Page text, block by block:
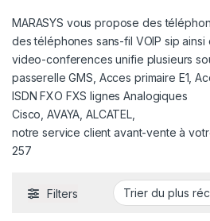
MARASYS vous propose des
des téléphones sans-fil VOIP sip ainsi
video-conferences unifie plusieurs
passerelle GMS, Acces primaire E1,
ISDN FXO FXS lignes Analogiques
Cisco, AVAYA, ALCATEL,
notre service client avant-vente à
257
Filters